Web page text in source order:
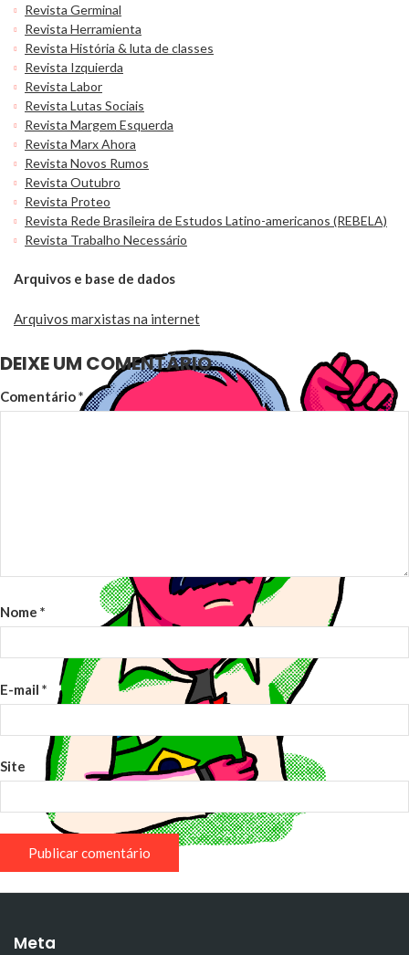
Revista Germinal
Revista Herramienta
Revista História & luta de classes
Revista Izquierda
Revista Labor
Revista Lutas Sociais
Revista Margem Esquerda
Revista Marx Ahora
Revista Novos Rumos
Revista Outubro
Revista Proteo
Revista Rede Brasileira de Estudos Latino-americanos (REBELA)
Revista Trabalho Necessário
Arquivos e base de dados
Arquivos marxistas na internet
DEIXE UM COMENTÁRIO
Comentário*
Nome *
E-mail *
Site
Meta